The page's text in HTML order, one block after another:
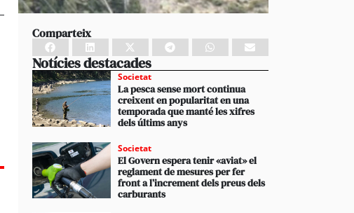
Comparteix
Notícies destacades
Societat
La pesca sense mort continua
creixent en popularitat en una
temporada que manté les xifres
dels últims anys
Societat
El Govern espera tenir «aviat» el
reglament de mesures per fer
front a l’increment dels preus dels
carburants